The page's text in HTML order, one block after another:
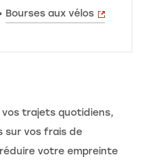
Bourses aux vélos
vos trajets quotidiens,
sur vos frais de
votre empreinte